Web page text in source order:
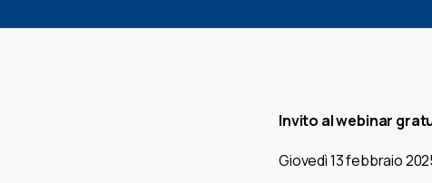
Invito al webinar
Giovedì 13 febbraio